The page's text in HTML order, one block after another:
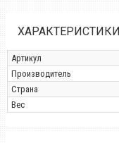
ХАРАКТЕРИСТИКИ
Артикул
Производитель
Страна
Вес